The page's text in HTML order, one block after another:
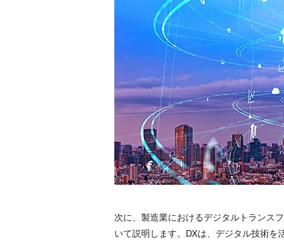
次に、製造業におけるデジタルトランス
いて説明します。DXは、デジタル技術